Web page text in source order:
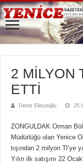
2 MİLYON
ETTİ
Deniz Elieyioğlu 25
ZON­GUL­DAK Orman
Mü­dür­lü­ğü olan Ye­ni­ce
tı­şın­dan 2 mil­yon Tl’ye
Yılın ilk sa­tı­şı­nı 22